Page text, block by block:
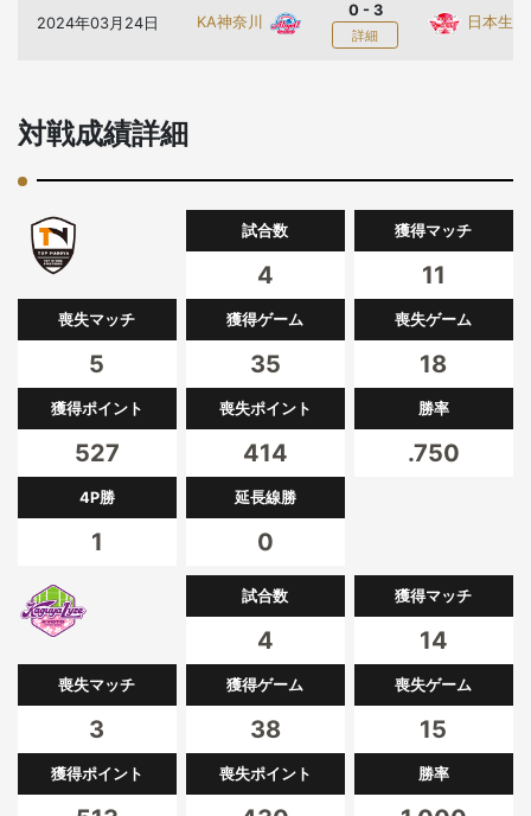
2024年03月24日 KA神奈川
0 - 3
詳細
日本生命
対戦成績詳細
試合数
4
獲得マッチ
11
喪失マッチ
5
獲得ゲーム
35
喪失ゲーム
18
獲得ポイント
527
喪失ポイント
414
勝率
.750
4P勝
1
延長線勝
0
試合数
4
獲得マッチ
14
喪失マッチ
3
獲得ゲーム
38
喪失ゲーム
15
獲得ポイント 喪失ポイント 勝率